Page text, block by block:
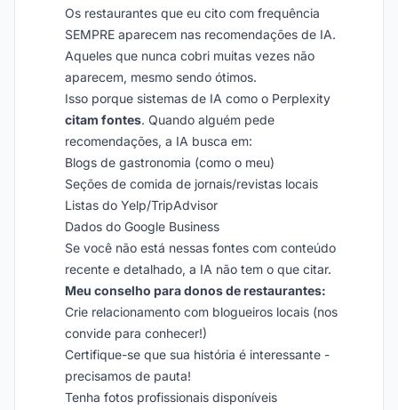
Os restaurantes que eu cito com frequência
SEMPRE aparecem nas recomendações de IA.
Aqueles que nunca cobri muitas vezes não
aparecem, mesmo sendo ótimos.
Isso porque sistemas de IA como o Perplexity
citam fontes. Quando alguém pede
recomendações, a IA busca em:
Blogs de gastronomia (como o meu)
Seções de comida de jornais/revistas locais
Listas do Yelp/TripAdvisor
Dados do Google Business
Se você não está nessas fontes com conteúdo
recente e detalhado, a IA não tem o que citar.
Meu conselho para donos de restaurantes:
Crie relacionamento com blogueiros locais (nos
convide para conhecer!)
Certifique-se que sua história é interessante -
precisamos de pauta!
Tenha fotos profissionais disponíveis